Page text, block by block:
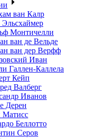
ван Калр
Монтичелли
ван де Вельде
ван дер Верфф
Иван
Галлен-Каллела
Кейп
Валберг
Иванов
Дерен
Беллотто
Серов